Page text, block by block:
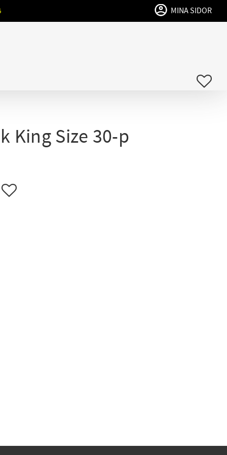
MINA SIDOR
King Size 30-p
Lägg till i favoriter